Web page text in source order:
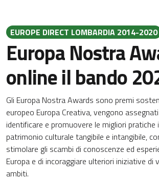
EUROPE DIRECT LOMBARDIA 2014-2020
Europa Nostra
online il bando
Gli Europa Nostra Awards sono premi
europeo Europa Creativa, vengono
identificare e promuovere le migliori pratiche
patrimonio culturale tangibile e intangibile,
stimolare gli scambi di conoscenze ed
Europa e di incoraggiare ulteriori iniziative di
ambiti.